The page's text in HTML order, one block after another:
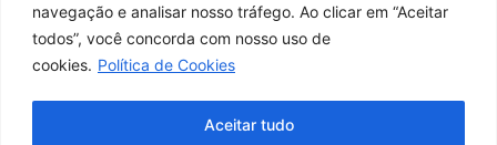
navegação e analisar nosso tráfego. Ao clicar em “Aceitar
todos”, você concorda com nosso uso de
cookies. Política de Cookies
Aceitar tudo
Horários de atendimento:
Whatsapp: (21) 2569-2398